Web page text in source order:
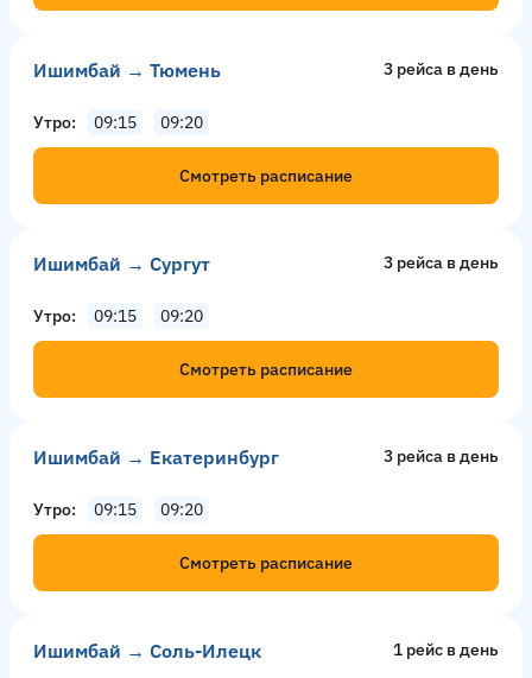
Ишимбай → Тюмень 3 рейсa в день
Утро 09:15 09:20
Смотреть расписание
Ишимбай → Сургут 3 рейсa в день
Утро 09:15 09:20
Смотреть расписание
Ишимбай → Екатеринбург 3 рейсa в день
Утро 09:15 09:20
Смотреть расписание
Ишимбай → Соль-Илецк 1 рейс в день